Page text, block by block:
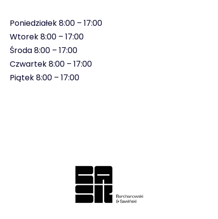
Poniedziałek 8:00 – 17:00
Wtorek 8:00 – 17:00
Środa 8:00 – 17:00
Czwartek 8:00 – 17:00
Piątek 8:00 – 17:00